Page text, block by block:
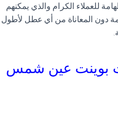
للعملاء الكرام والذي يمكنهم
دون المعاناة من أي عطل لأطول
بوينت عين شمس